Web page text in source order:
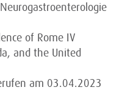
of Rome IV
and the United
am 03.04.2023